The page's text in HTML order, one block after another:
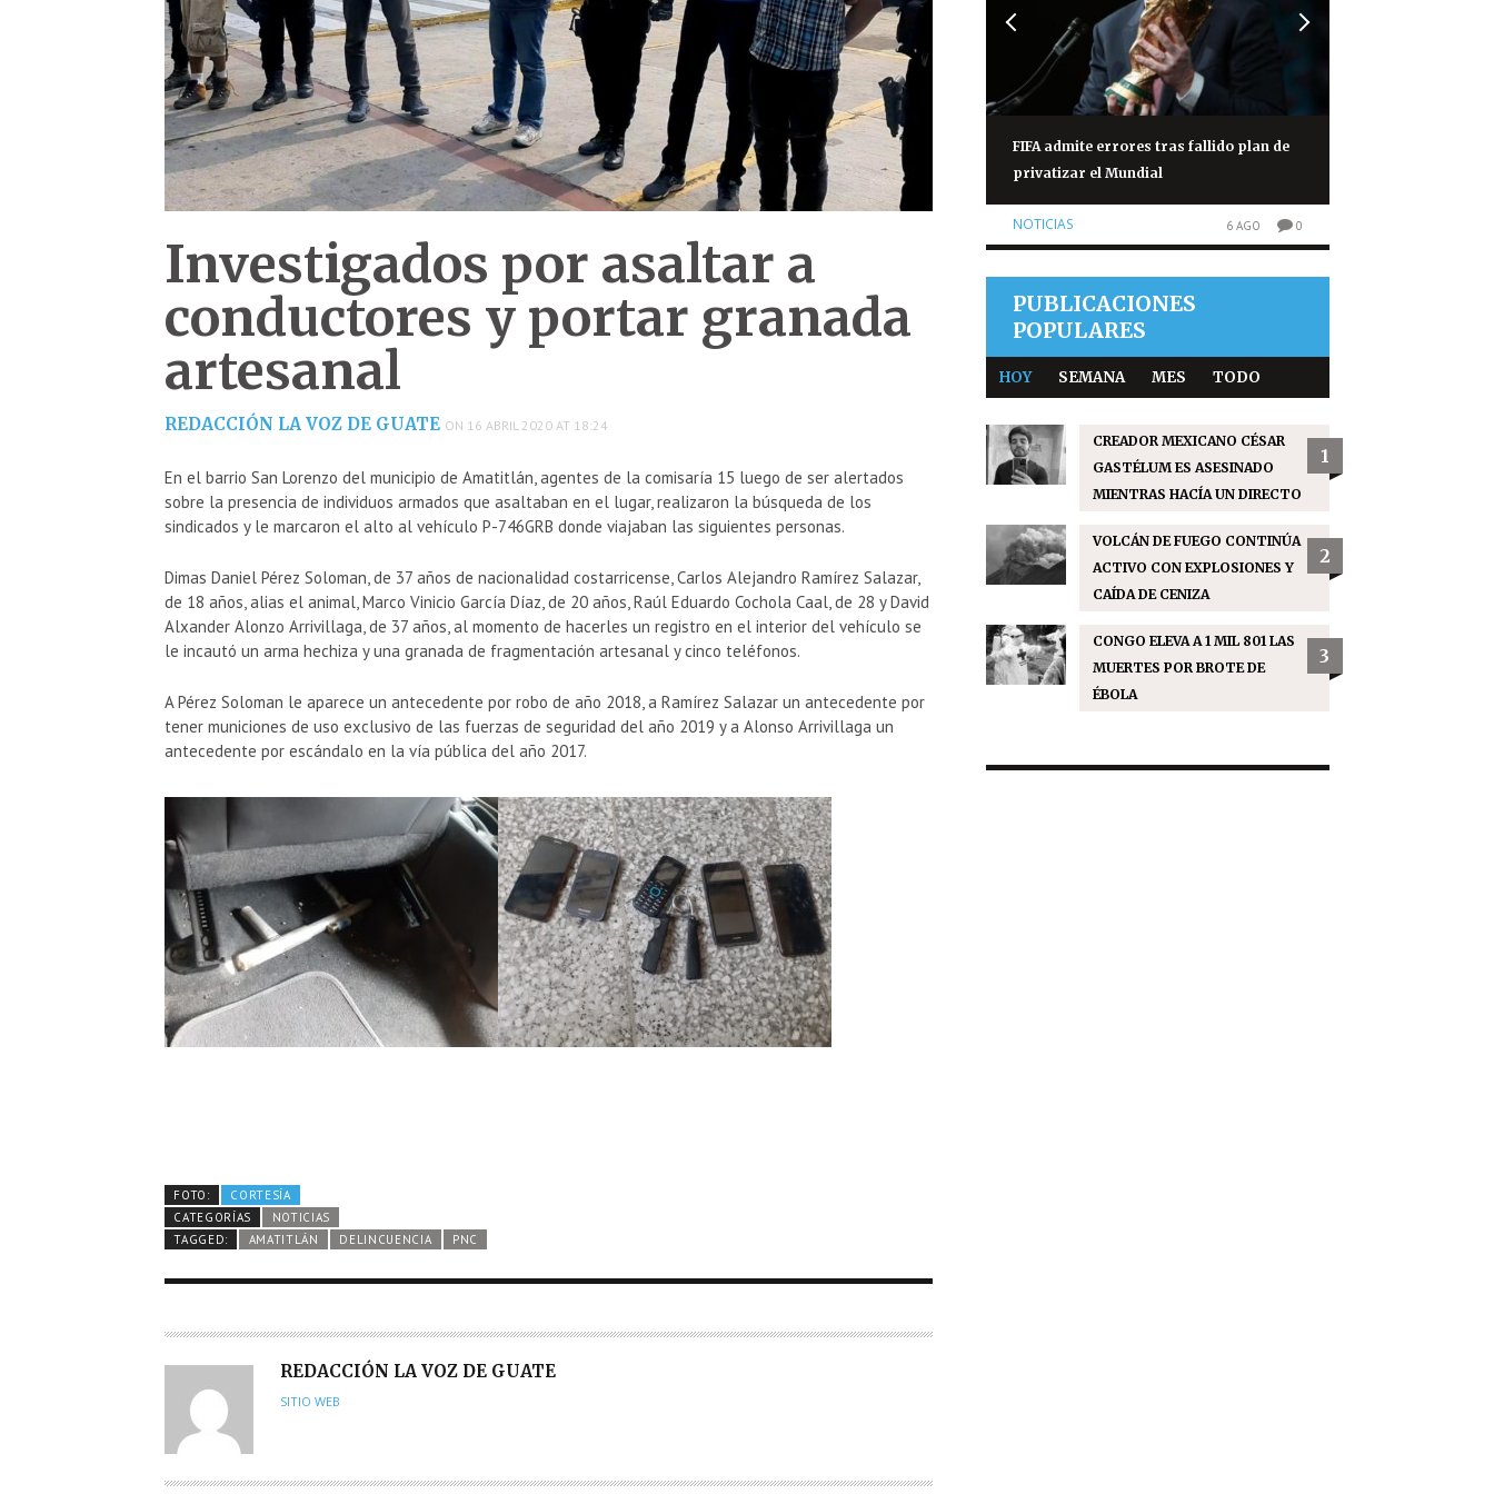
Investigados por asaltar a
conductores y portar granada
artesanal
REDACCIÓN LA VOZ DE GUATE ON 16 ABRIL 2020 AT 18:24
En el barrio San Lorenzo del municipio de Amatitlán, agentes de la comisaría 15 luego de ser alertados
sobre la presencia de individuos armados que asaltaban en el lugar, realizaron la búsqueda de los
sindicados y le marcaron el alto al vehículo P-746GRB donde viajaban las siguientes personas.
Dimas Daniel Pérez Soloman, de 37 años de nacionalidad costarricense, Carlos Alejandro Ramírez Salazar,
de 18 años, alias el animal, Marco Vinicio García Díaz, de 20 años, Raúl Eduardo Cochola Caal, de 28 y David
Alxander Alonzo Arrivillaga, de 37 años, al momento de hacerles un registro en el interior del vehículo se
le incautó un arma hechiza y una granada de fragmentación artesanal y cinco teléfonos.
A Pérez Soloman le aparece un antecedente por robo de año 2018, a Ramírez Salazar un antecedente por
tener municiones de uso exclusivo de las fuerzas de seguridad del año 2019 y a Alonso Arrivillaga un
antecedente por escándalo en la vía pública del año 2017.
FOTO:
CORTESÍA
CATEGORÍAS
NOTICIAS
TAGGED:
AMATITLÁN DELINCUENCIA PNC
A
U
R
REDACCIÓN LA VOZ DE GUATE
SITIO WEB
FIFA admite errores tras fallido plan de
privatizar el Mundial
NOTICIAS 6 AGO 0
Denuncia por agresión revela orden de
captura contra hombre en Baja Verapaz
PUBLICACIONES
POPULARES
HOY SEMANA MES TODO
CREADOR MEXICANO CÉSAR
GASTÉLUM ES ASESINADO
MIENTRAS HACÍA UN DIRECTO
1
VOLCÁN DE FUEGO CONTINÚA
ACTIVO CON EXPLOSIONES Y
CAÍDA DE CENIZA
2
CONGO ELEVA A 1 MIL 801 LAS
MUERTES POR BROTE DE
ÉBOLA
3